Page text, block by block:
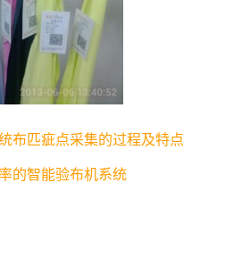
布匹疵点采集的过程及特点
的智能验布机系统